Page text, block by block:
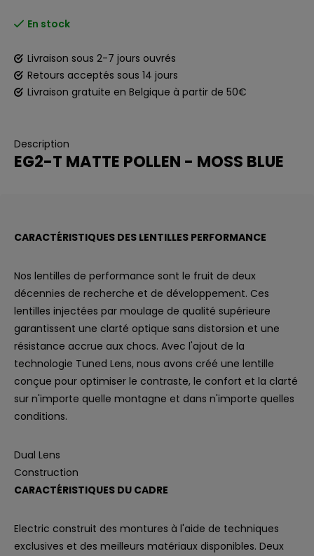
En stock
Livraison sous 2-7 jours ouvrés
Retours acceptés sous 14 jours
Livraison gratuite en Belgique à partir de 50€
Description
EG2-T MATTE POLLEN - MOSS BLUE
CARACTÉRISTIQUES DES LENTILLES PERFORMANCE
Nos lentilles de performance sont le fruit de deux
décennies de recherche et de développement. Ces
lentilles injectées par moulage de qualité supérieure
garantissent une clarté optique sans distorsion et une
résistance accrue aux chocs. Avec l'ajout de la
technologie Tuned Lens, nous avons créé une lentille
conçue pour optimiser le contraste, le confort et la clarté
sur n'importe quelle montagne et dans n'importe quelles
conditions.
Dual Lens
Construction
CARACTÉRISTIQUES DU CADRE
Electric construit des montures à l'aide de techniques
exclusives et des meilleurs matériaux disponibles. Deux